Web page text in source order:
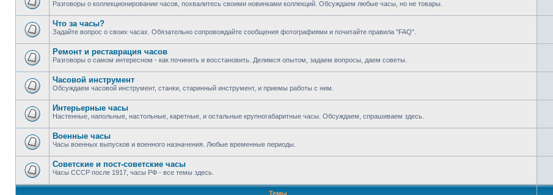
Разговоры о коллекционировании часов, похвалитесь своими новинками коллекций. Обсуждаем любые часы, но не товары.
Что за часы?
Задайте вопрос о своих часах. Обязательно сопровождайте сообщения фотографиями и почитайте правила "FAQ".
Ремонт и реставрация часов
Разговоры о самом интересном - как починить и восстановить. Делимся опытом, задаем вопросы, даем советы.
Часовой инструмент
Обсуждаем часовой инструмент, станки, старинный инструмент, и приемы работы с ним.
Интерьерные часы
Настенные, напольные, настольные, каретные, и остальные крупногабаритные часы. Обсуждаем, спрашиваем здесь.
Военные часы
Часы военных выпусков и военного назначения. Любые временные периоды.
Советские и пост-советские часы
Часы СССР после 1917, часы РФ - все темы здесь.
Темы